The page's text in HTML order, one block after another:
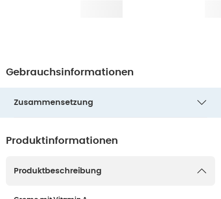
Gebrauchsinformationen
Zusammensetzung
Produktinformationen
Produktbeschreibung